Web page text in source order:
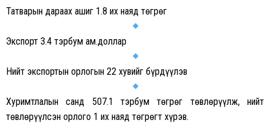
Татварын дараах ашиг 1.8 их наяд төгрөг
Экспорт 3.4 тэрбум ам.доллар
Нийт экспортын орлогын 22 хувийг бүрдүүлэв
Хуримтлалын санд 507.1 тэрбум төгрөг төвлөрүүлж, нийт
төвлөрүүлсэн орлого 1 их наяд төгрөгт хүрэв.